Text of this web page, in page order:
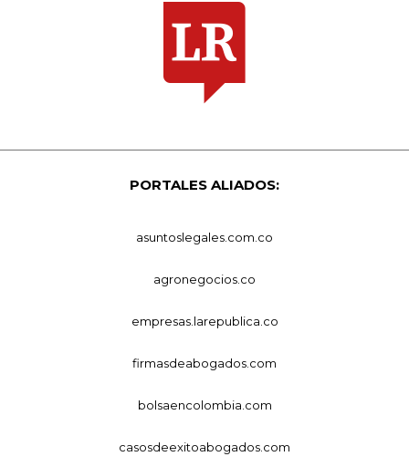
PORTALES ALIADOS:
asuntoslegales.com.co
agronegocios.co
empresas.larepublica.co
firmasdeabogados.com
bolsaencolombia.com
casosdeexitoabogados.com